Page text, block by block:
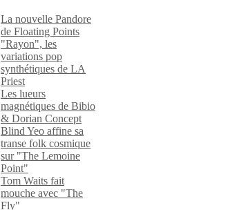
La nouvelle Pandore
de Floating Points
"Rayon", les
variations pop
synthétiques de LA
Priest
Les lueurs
magnétiques de Bibio
& Dorian Concept
Blind Yeo affine sa
transe folk cosmique
sur "The Lemoine
Point"
Tom Waits fait
mouche avec "The
Fly"